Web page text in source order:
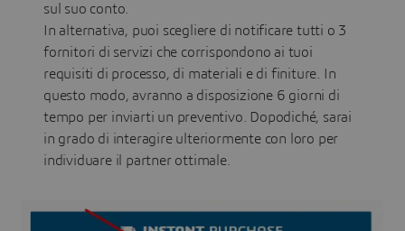
sul suo conto.
In alternativa, puoi scegliere di notificare tutti o 3
fornitori di servizi che corrispondono ai tuoi
requisiti di processo, di materiali e di finiture. In
questo modo, avranno a disposizione 6 giorni di
tempo per inviarti un preventivo. Dopodiché, sarai
in grado di interagire ulteriormente con loro per
individuare il partner ottimale.